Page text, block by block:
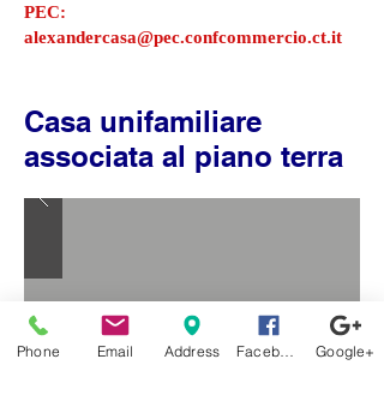
PEC:
alexandercasa@pec.confcommercio.ct.it
Casa unifamiliare
associata al piano terra
Phone Email Address Google+